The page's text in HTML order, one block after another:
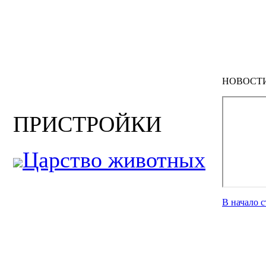
ПРИСТРОЙКИ
Царство животных
В начало